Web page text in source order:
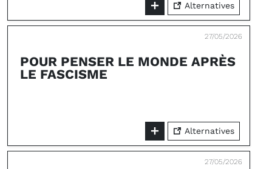
Alternatives
27/05/2026
POUR PENSER LE MONDE APRÈS
LE FASCISME
Alternatives
27/05/2026